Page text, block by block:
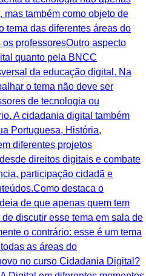
mas também como objeto de
tema das diferentes áreas do
professoresOutro aspecto
quanto pela BNCC
da educação digital. Na
o tema não deve ser
de tecnologia ou
A cidadania digital também
Portuguesa, História,
diferentes projetos
direitos digitais e combate
participação cidadã e
destaca o
de que apenas quem tem
discutir esse tema em sala de
o contrário: esse é um tema
as áreas do
no curso Cidadania Digital?